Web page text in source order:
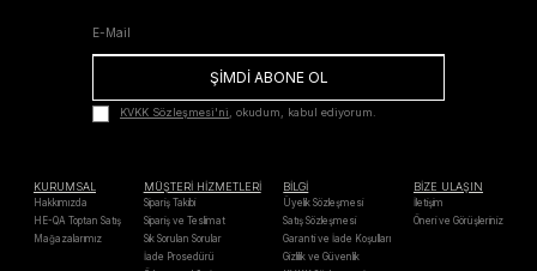
ŞİMDİ ABONE OL
KVKK Sözleşmesi'ni, okudum, kabul ediyorum.
KURUMSAL
Hakkımızda
HE-QA Toptan Satış
Mağazalarımız
MÜŞTERİ HİZMETLERİ
Sipariş Takibi
Sipariş ve Teslimat
Sık Sorulan Sorular
İade Prosedürü
BİLGİ
Üyelik Sözleşmesi
Satış Sözleşmesi
Garanti ve İade Koşulları
Gizlilik ve Güvenlik
BİZE ULAŞIN
İletişim
Öneri ve Görüşleriniz